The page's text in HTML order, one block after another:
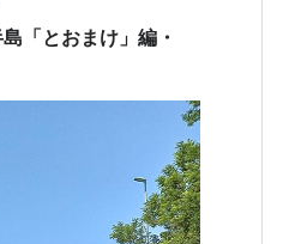
「とおまけ」編・